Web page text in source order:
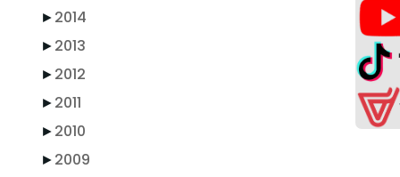
►2014
►2013
►2012
►2011
►2010
►2009